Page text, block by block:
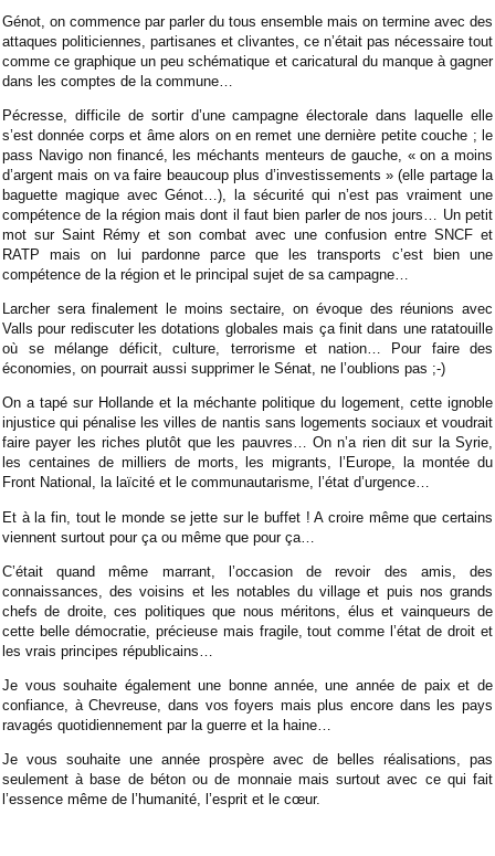
Génot, on commence par parler du tous ensemble mais on termine avec des
attaques politiciennes, partisanes et clivantes, ce n’était pas nécessaire tout
comme ce graphique un peu schématique et caricatural du manque à gagner
dans les comptes de la commune…
Pécresse, difficile de sortir d’une campagne électorale dans laquelle elle
s’est donnée corps et âme alors on en remet une dernière petite couche ; le
pass Navigo non financé, les méchants menteurs de gauche, « on a moins
d’argent mais on va faire beaucoup plus d’investissements » (elle partage la
baguette magique avec Génot…), la sécurité qui n’est pas vraiment une
compétence de la région mais dont il faut bien parler de nos jours… Un petit
mot sur Saint Rémy et son combat avec une confusion entre SNCF et
RATP mais on lui pardonne parce que les transports c’est bien une
compétence de la région et le principal sujet de sa campagne…
Larcher sera finalement le moins sectaire, on évoque des réunions avec
Valls pour rediscuter les dotations globales mais ça finit dans une ratatouille
où se mélange déficit, culture, terrorisme et nation… Pour faire des
économies, on pourrait aussi supprimer le Sénat, ne l’oublions pas ;-)
On a tapé sur Hollande et la méchante politique du logement, cette ignoble
injustice qui pénalise les villes de nantis sans logements sociaux et voudrait
faire payer les riches plutôt que les pauvres… On n’a rien dit sur la Syrie,
les centaines de milliers de morts, les migrants, l’Europe, la montée du
Front National, la laïcité et le communautarisme, l’état d’urgence…
Et à la fin, tout le monde se jette sur le buffet ! A croire même que certains
viennent surtout pour ça ou même que pour ça…
C’était quand même marrant, l’occasion de revoir des amis, des
connaissances, des voisins et les notables du village et puis nos grands
chefs de droite, ces politiques que nous méritons, élus et vainqueurs de
cette belle démocratie, précieuse mais fragile, tout comme l’état de droit et
les vrais principes républicains…
Je vous souhaite également une bonne année, une année de paix et de
confiance, à Chevreuse, dans vos foyers mais plus encore dans les pays
ravagés quotidiennement par la guerre et la haine…
Je vous souhaite une année prospère avec de belles réalisations, pas
seulement à base de béton ou de monnaie mais surtout avec ce qui fait
l’essence même de l’humanité, l’esprit et le cœur.